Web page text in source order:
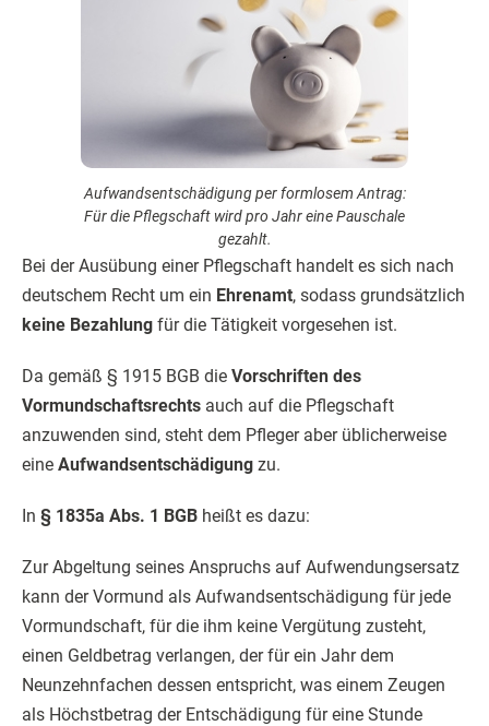
Aufwandsentschädigung per formlosem Antrag:
Für die Pflegschaft wird pro Jahr eine Pauschale
gezahlt.
Bei der Ausübung einer Pflegschaft handelt es sich nach
deutschem Recht um ein Ehrenamt, sodass grundsätzlich
keine Bezahlung für die Tätigkeit vorgesehen ist.
Da gemäß § 1915 BGB die Vorschriften des
Vormundschaftsrechts auch auf die Pflegschaft
anzuwenden sind, steht dem Pfleger aber üblicherweise
eine Aufwandsentschädigung zu.
In § 1835a Abs. 1 BGB heißt es dazu:
Zur Abgeltung seines Anspruchs auf Aufwendungsersatz
kann der Vormund als Aufwandsentschädigung für jede
Vormundschaft, für die ihm keine Vergütung zusteht,
einen Geldbetrag verlangen, der für ein Jahr dem
Neunzehnfachen dessen entspricht, was einem Zeugen
als Höchstbetrag der Entschädigung für eine Stunde